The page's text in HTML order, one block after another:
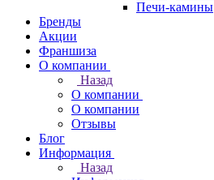
Печи-камины
Бренды
Акции
Франшиза
О компании
Назад
О компании
О компании
Отзывы
Блог
Информация
Назад